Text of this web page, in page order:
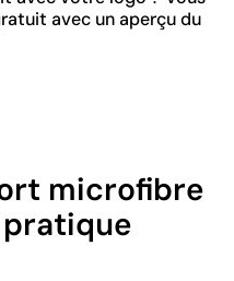
avec un aperçu du
microfibre